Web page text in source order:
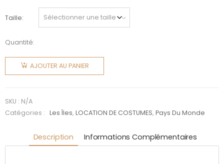
Taille
Quantité:
quantité
Antillaise
AJOUTER AU PANIER
SKU : N/A
Catégories :
Les Îles,LOCATION DE COSTUMES,Pays Du Monde
Description Informations Complémentaires